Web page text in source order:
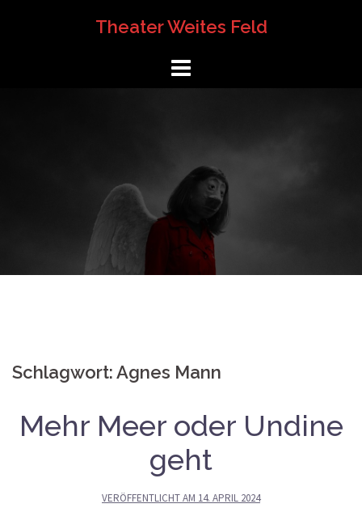
Theater Weites Feld
Schlagwort:Agnes Mann
Mehr Meer oder Undine
geht
VERÖFFENTLICHT AM 14. APRIL 2024